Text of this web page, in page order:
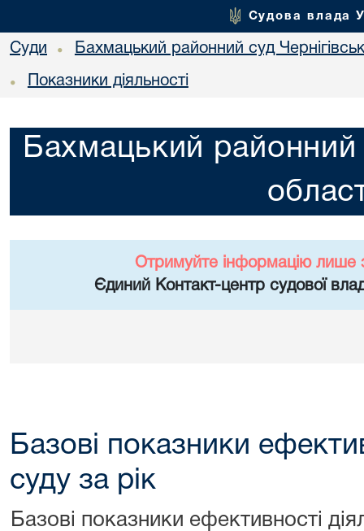
Судова влада
Суди • Бахмацький районний суд
• Показники діяльності
Бахмацький районний
Отримуйте інформацію лише
Єдиний Контакт-центр судової
Базові показники
суду за рік
Базові показники ефективності